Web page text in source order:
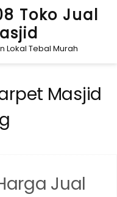
Toko Jual
Lokal Tebal Murah
Masjid
Jual